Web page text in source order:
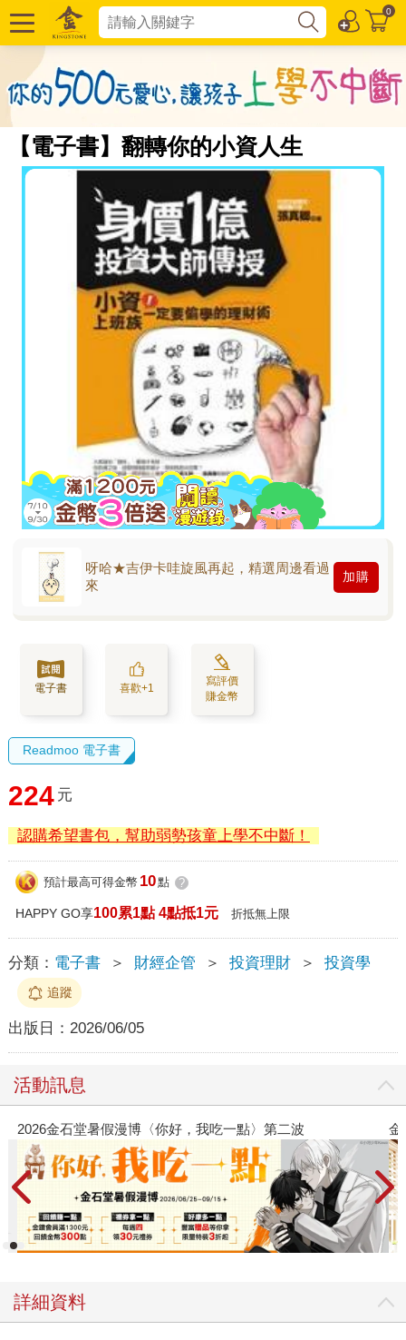
0
【電子書】翻轉你的小資人生
呀哈★吉伊卡哇旋風再起，精選周邊看過
來
加購
電子書 喜歡+1
寫評價
賺金幣
Readmoo 電子書
224 元
認購希望書包，幫助弱勢孩童上學不中斷！
預計最高可得金幣 10點 ?
HAPPY GO享100累1點 4點抵1元 折抵無上限
分類： 電子書 ＞ 財經企管 ＞ 投資理財 ＞ 投資學
追蹤
出版日： 2026/06/05
活動訊息
我吃一點〉第二波 金石堂2026海外優惠：電子書
詳細資料